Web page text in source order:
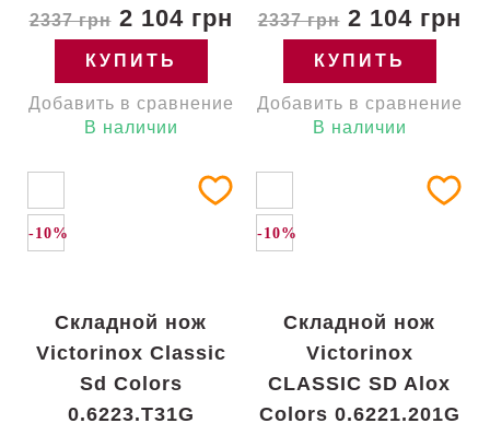
2337 грн2 104 грн
КУПИТЬ
Добавить в сравнение
В наличии
2337 грн2 104 грн
КУПИТЬ
Добавить в сравнение
В наличии
-10%
Складной нож
Victorinox Classic
Sd Colors
0.6223.T31G
-10%
Складной нож
Victorinox
CLASSIC SD Alox
Colors 0.6221.201G